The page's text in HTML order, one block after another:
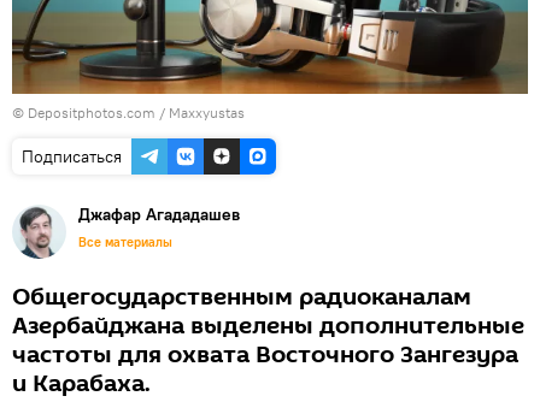
© Depositphotos.com / Maxxyustas
Подписаться
Джафар Агададашев
Все материалы
Общегосударственным радиоканалам
Азербайджана выделены дополнительные
частоты для охвата Восточного Зангезура
и Карабаха.